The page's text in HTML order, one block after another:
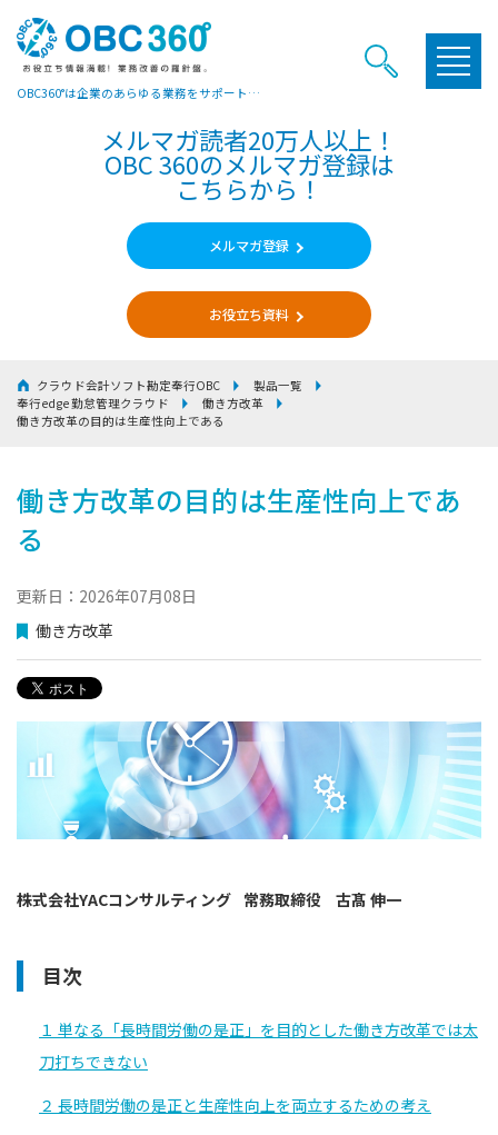
OBC360°は企業のあらゆる業務をサポートするヒントやお役立ち情報をご提供しています
メルマガ読者20万人以上！
OBC 360のメルマガ登録は
こちらから！
メルマガ登録
お役立ち資料
クラウド会計ソフト勘定奉行OBC
製品一覧
奉行edge 勤怠管理クラウド
働き方改革
働き方改革の目的は生産性向上である
働き方改革の目的は生産性向上であ
る
更新日：2026年07月08日
働き方改革
株式会社YACコンサルティング 常務取締役 古髙 伸一
目次
１ 単なる「長時間労働の是正」を目的とした働き方改革では太
刀打ちできない
２ 長時間労働の是正と生産性向上を両立するための考え